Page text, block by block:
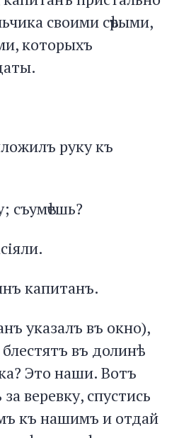
своими сѣрыми,
которыхъ
руку къ
съумѣешь?
капитанъ.
указалъ въ окно),
въ долинѣ
Это наши. Вотъ
веревку, спустись
къ нашимъ и отдай